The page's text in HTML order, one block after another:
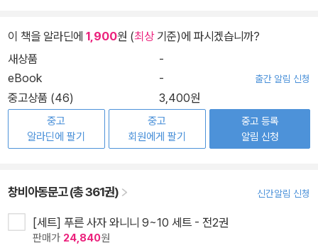
이 책을 알라딘에 1,900원 (최상기준)에 파시겠습니까?
새상품
-
eBook
- 출간 알림 신청
중고상품 (46) 3,400원
중고
알라딘에 팔기
중고
회원에게 팔기
중고 등록
알림 신청
창비아동문고 (총 361권) 신간알림 신청
[세트] 푸른 사자 와니니 9~10 세트 - 전2권
판매가 24,840원